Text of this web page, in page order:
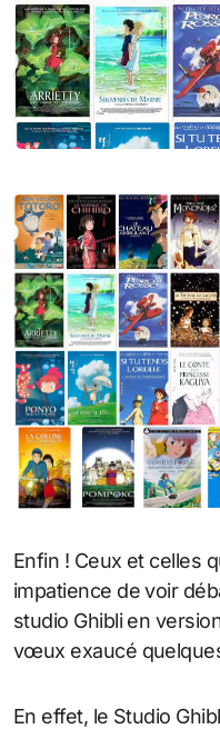
Enfin ! Ceux et celles
impatience de voir
studio Ghibli en
vœux exaucé
En effet, le Studio